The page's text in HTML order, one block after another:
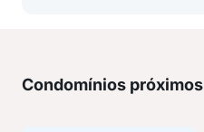
Condomínios próximos